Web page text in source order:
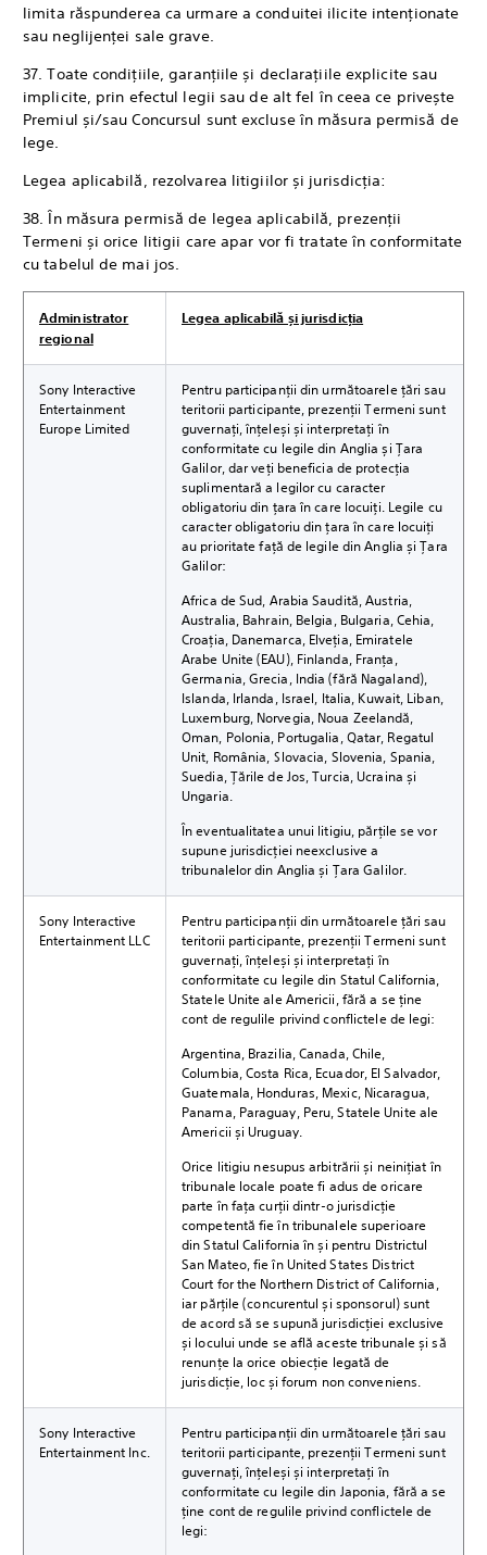
limita răspunderea ca urmare a conduitei ilicite intenționate
sau neglijenței sale grave.
37. Toate condițiile, garanțiile și declarațiile explicite sau
implicite, prin efectul legii sau de alt fel în ceea ce privește
Premiul și/sau Concursul sunt excluse în măsura permisă de
lege.
Legea aplicabilă, rezolvarea litigiilor și jurisdicția:
38. În măsura permisă de legea aplicabilă, prezenții
Termeni și orice litigii care apar vor fi tratate în conformitate
cu tabelul de mai jos.
Administrator
regional
Legea aplicabilă și jurisdicția
Sony Interactive
Entertainment
Europe Limited
Pentru participanții din următoarele țări sau
teritorii participante, prezenții Termeni sunt
guvernați, înțeleși și interpretați în
conformitate cu legile din Anglia și Țara
Galilor, dar veți beneficia de protecția
suplimentară a legilor cu caracter
obligatoriu din țara în care locuiți. Legile cu
caracter obligatoriu din țara în care locuiți
au prioritate față de legile din Anglia și Țara
Galilor:
Africa de Sud, Arabia Saudită, Austria,
Australia, Bahrain, Belgia, Bulgaria, Cehia,
Croația, Danemarca, Elveția, Emiratele
Arabe Unite (EAU), Finlanda, Franța,
Germania, Grecia, India (fără Nagaland),
Islanda, Irlanda, Israel, Italia, Kuwait, Liban,
Luxemburg, Norvegia, Noua Zeelandă,
Oman, Polonia, Portugalia, Qatar, Regatul
Unit, România, Slovacia, Slovenia, Spania,
Suedia, Țările de Jos, Turcia, Ucraina și
Ungaria.
În eventualitatea unui litigiu, părțile se vor
supune jurisdicției neexclusive a
tribunalelor din Anglia și Țara Galilor.
Sony Interactive
Entertainment LLC
Pentru participanții din următoarele țări sau
teritorii participante, prezenții Termeni sunt
guvernați, înțeleși și interpretați în
conformitate cu legile din Statul California,
Statele Unite ale Americii, fără a se ține
cont de regulile privind conflictele de legi:
Argentina, Brazilia, Canada, Chile,
Columbia, Costa Rica, Ecuador, El Salvador,
Guatemala, Honduras, Mexic, Nicaragua,
Panama, Paraguay, Peru, Statele Unite ale
Americii și Uruguay.
Orice litigiu nesupus arbitrării și neinițiat în
tribunale locale poate fi adus de oricare
parte în fața curții dintr-o jurisdicție
competentă fie în tribunalele superioare
din Statul California în și pentru Districtul
San Mateo, fie în United States District
Court for the Northern District of California,
iar părțile (concurentul și sponsorul) sunt
de acord să se supună jurisdicției exclusive
și locului unde se află aceste tribunale și să
renunțe la orice obiecție legată de
jurisdicție, loc și forum non conveniens.
Sony Interactive
Entertainment Inc.
Pentru participanții din următoarele țări sau
teritorii participante, prezenții Termeni sunt
guvernați, înțeleși și interpretați în
conformitate cu legile din Japonia, fără a se
ține cont de regulile privind conflictele de
legi: